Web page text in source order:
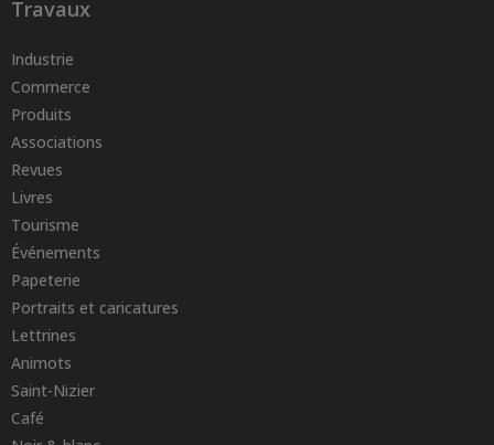
Travaux
Industrie
Commerce
Produits
Associations
Revues
Livres
Tourisme
Événements
Papeterie
Portraits et caricatures
Lettrines
Animots
Saint-Nizier
Café